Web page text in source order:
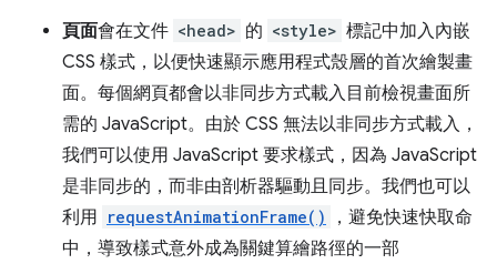
頁面會在文件 <head> 的 <style> 標記中加入內嵌
CSS 樣式，以便快速顯示應用程式殼層的首次繪製畫
面。每個網頁都會以非同步方式載入目前檢視畫面所
需的 JavaScript。由於 CSS 無法以非同步方式載入，
我們可以使用 JavaScript 要求樣式，因為 JavaScript
是非同步的，而非由剖析器驅動且同步。我們也可以
利用 requestAnimationFrame()
，避免快速快取命
中，導致樣式意外成為關鍵算繪路徑的一部